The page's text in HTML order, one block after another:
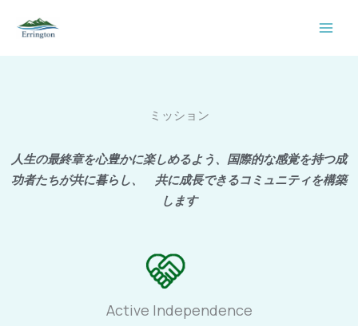
ミッション
人生の最終章を心豊かに楽しめるよう、国際的な感覚を持つ成
功者たちが共に暮らし、 共に成長できるコミュニティを構築
します
Active Independence